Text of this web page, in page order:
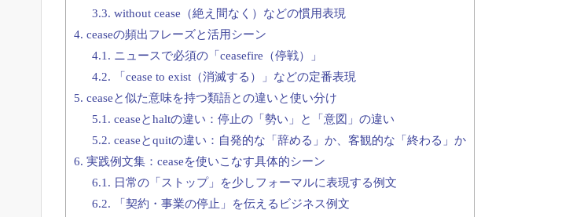
3.3. without cease（絶え間なく）などの慣用表現
4. ceaseの頻出フレーズと活用シーン
4.1. ニュースで必須の「ceasefire（停戦）」
4.2. 「cease to exist（消滅する）」などの定番表現
5. ceaseと似た意味を持つ類語との違いと使い分け
5.1. ceaseとhaltの違い：停止の「勢い」と「意図」の違い
5.2. ceaseとquitの違い：自発的な「辞める」か、客観的な「終わる」か
6. 実践例文集：ceaseを使いこなす具体的シーン
6.1. 日常の「ストップ」を少しフォーマルに表現する例文
6.2. 「契約・事業の停止」を伝えるビジネス例文